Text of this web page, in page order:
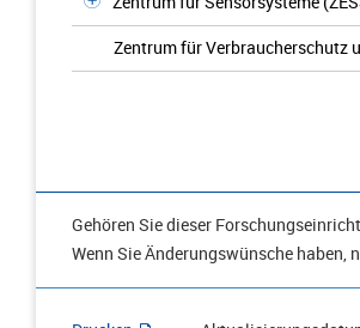
Zentrum für Verbraucherschutz
Gehören Sie dieser
Wenn Sie Änderungswünsche haben,